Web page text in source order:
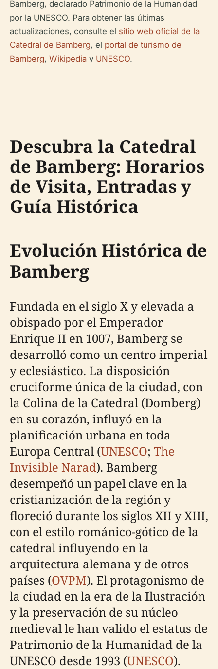
Bamberg, declarado Patrimonio de la Humanidad
por la UNESCO. Para obtener las últimas
actualizaciones, consulte el sitio web oficial de la
Catedral de Bamberg, el portal de turismo de
Bamberg, Wikipedia y UNESCO.
Descubra la Catedral
de Bamberg: Horarios
de Visita, Entradas y
Guía Histórica
Evolución Histórica de
Bamberg
Fundada en el siglo X y elevada a
obispado por el Emperador
Enrique II en 1007, Bamberg se
desarrolló como un centro imperial
y eclesiástico. La disposición
cruciforme única de la ciudad, con
la Colina de la Catedral (Domberg)
en su corazón, influyó en la
planificación urbana en toda
Europa Central (UNESCO; The
Invisible Narad). Bamberg
desempeñó un papel clave en la
cristianización de la región y
floreció durante los siglos XII y XIII,
con el estilo románico-gótico de la
catedral influyendo en la
arquitectura alemana y de otros
países (OVPM). El protagonismo de
la ciudad en la era de la Ilustración
y la preservación de su núcleo
medieval le han valido el estatus de
Patrimonio de la Humanidad de la
UNESCO desde 1993 (UNESCO).